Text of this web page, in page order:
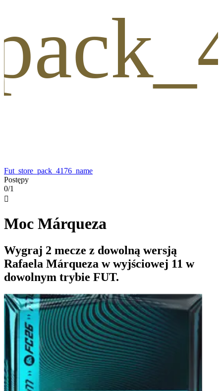
Fut_store_pack_4176_name
Postępy
0/1

Moc Márqueza
Wygraj 2 mecze z dowolną wersją
Rafaela Márqueza w wyjściowej 11 w
dowolnym trybie FUT.